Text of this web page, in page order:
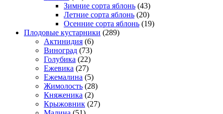
Зимние сорта яблонь (43)
Летние сорта яблонь (20)
Осенние сорта яблонь (19)
Плодовые кустарники (289)
Актинидия (6)
Виноград (73)
Голубика (22)
Ежевика (27)
Ежемалина (5)
Жимолость (28)
Княженика (2)
Крыжовник (27)